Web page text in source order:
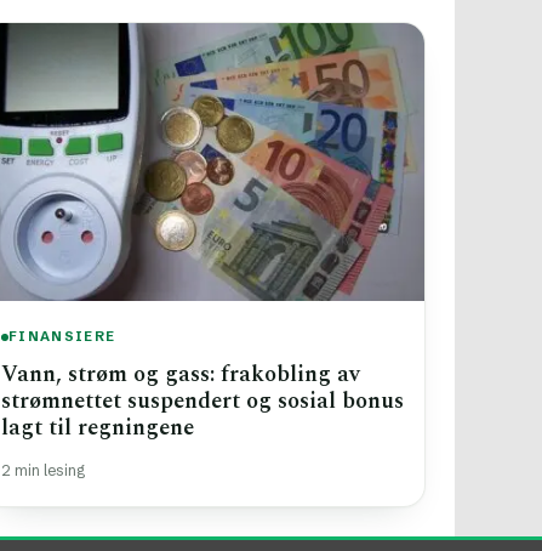
FINANSIERE
Vann, strøm og gass: frakobling av
strømnettet suspendert og sosial bonus
lagt til regningene
2 min lesing